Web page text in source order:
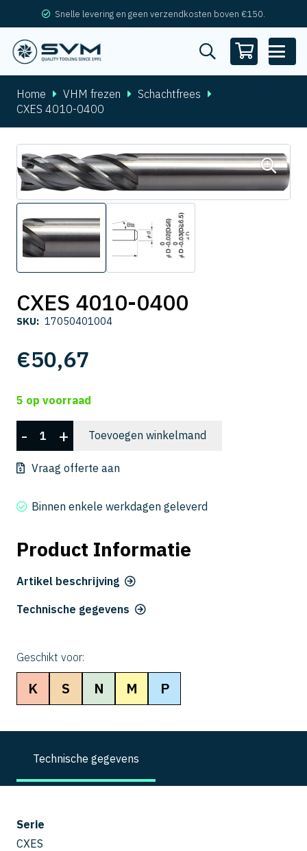
Snelle levering en geen verzendkosten boven €150.
Home VHM frezen
Schachtfrees
CXES 4010-0400
CXES 4010-0400
SKU: 17050401004
€50,67
5 op voorraad
CXES
4010-
0400
- + Toevoegen winkelmand
Vraag offerte aan
Binnen enkele werkdagen geleverd
Product Informatie
Artikel beschrijving
Technische gegevens
Geschikt voor:
K S N M P
Technische gegevens
Serie
CXES